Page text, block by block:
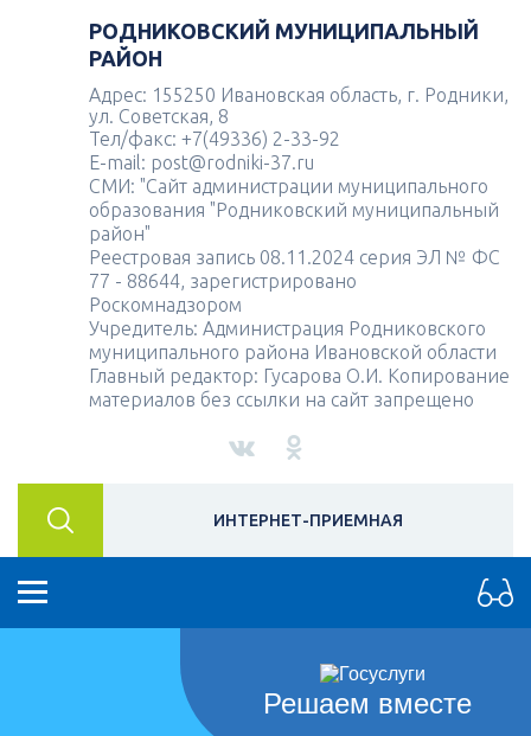
РОДНИКОВСКИЙ МУНИЦИПАЛЬНЫЙ
РАЙОН
Адрес: 155250 Ивановская область, г. Родники,
ул. Советская, 8
Тел/факс: +7(49336) 2-33-92
E-mail: post@rodniki-37.ru
СМИ: "Сайт администрации муниципального
образования "Родниковский муниципальный
район"
Реестровая запись 08.11.2024 серия ЭЛ № ФС
77 - 88644, зарегистрировано
Роскомнадзором
Учредитель: Администрация Родниковского
муниципального района Ивановской области
Главный редактор: Гусарова О.И. Копирование
материалов без ссылки на сайт запрещено
ИНТЕРНЕТ-ПРИЕМНАЯ
Решаем вместе